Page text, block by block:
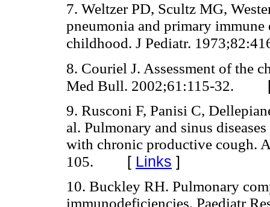
7. Weltzer PD, Scultz MG,
pneumonia and primary
childhood. J Pediatr.
8. Couriel J. Assessment of the
Med Bull. 2002;61:115-32.
9. Rusconi F, Panisi C,
al. Pulmonary and sinus
with chronic productive cough.
105. [ Links ]
10. Buckley RH. Pulmonary
immunodeficiencies. Paediatr